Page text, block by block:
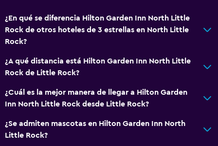
Espacio de almacenamiento
Servicios básicos
Wifi gratis
Internet
Artículos de aseo gratis
Calefacción
Aire acondicionado
¿En qué se diferencia Hilton Garden Inn North Little
Rock de otros hoteles de 3 estrellas en North Little
Rock?
¿A qué distancia está Hilton Garden Inn North Little
Rock de Little Rock?
¿Cuál es la mejor manera de llegar a Hilton Garden
Inn North Little Rock desde Little Rock?
¿Se admiten mascotas en Hilton Garden Inn North
Little Rock?